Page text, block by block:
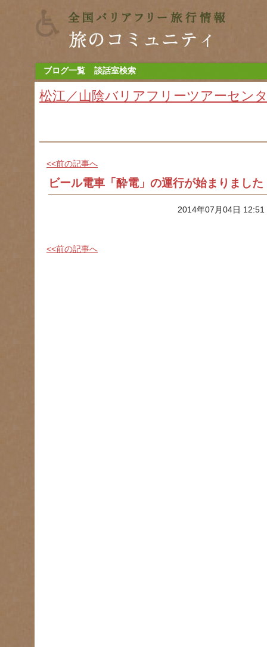
ブログ一覧 談話室検索
松江／山陰バリアフリーツアーセン
<<前の記事へ
ビール電車「酔電」の運行が始まりました
2014年07月04日
<<前の記事へ